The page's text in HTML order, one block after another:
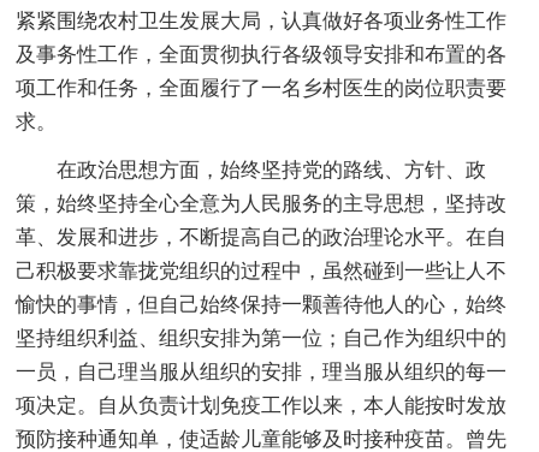
紧紧围绕农村卫生发展大局，认真做好各项业务性工作
及事务性工作，全面贯彻执行各级领导安排和布置的各
项工作和任务，全面履行了一名乡村医生的岗位职责要
求。
在政治思想方面，始终坚持党的路线、方针、政
策，始终坚持全心全意为人民服务的主导思想，坚持改
革、发展和进步，不断提高自己的政治理论水平。在自
己积极要求靠拢党组织的过程中，虽然碰到一些让人不
愉快的事情，但自己始终保持一颗善待他人的心，始终
坚持组织利益、组织安排为第一位；自己作为组织中的
一员，自己理当服从组织的安排，理当服从组织的每一
项决定。自从负责计划免疫工作以来，本人能按时发放
预防接种通知单，使适龄儿童能够及时接种疫苗。曾先